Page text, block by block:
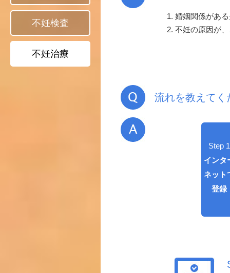
婚姻関係があ
不妊の原因が
流れを教えてく
Step 1
インタ
ネット
登録